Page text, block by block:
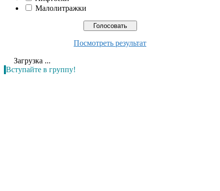
Малолитражки
Посмотреть результат
Загрузка ...
Вступайте в группу!